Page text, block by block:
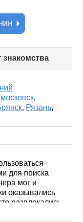
знакомства
to
,
, Рязань,
для поиска
мог и
оказывались
развлекались,
Но теперь